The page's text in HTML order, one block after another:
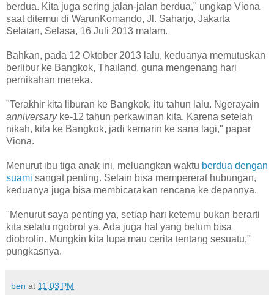
berdua. Kita juga sering jalan-jalan berdua," ungkap Viona
saat ditemui di WarunKomando, Jl. Saharjo, Jakarta
Selatan, Selasa, 16 Juli 2013 malam.
Bahkan, pada 12 Oktober 2013 lalu, keduanya memutuskan
berlibur ke Bangkok, Thailand, guna mengenang hari
pernikahan mereka.
"Terakhir kita liburan ke Bangkok, itu tahun lalu. Ngerayain
anniversaryke-12 tahun perkawinan kita. Karena setelah
nikah, kita ke Bangkok, jadi kemarin ke sana lagi," papar
Viona.
Menurut ibu tiga anak ini, meluangkan waktu berdua dengan
suami sangat penting. Selain bisa mempererat hubungan,
keduanya juga bisa membicarakan rencana ke depannya.
"Menurut saya penting ya, setiap hari ketemu bukan berarti
kita selalu ngobrol ya. Ada juga hal yang belum bisa
diobrolin. Mungkin kita lupa mau cerita tentang sesuatu,"
pungkasnya.
ben at 11:03 PM